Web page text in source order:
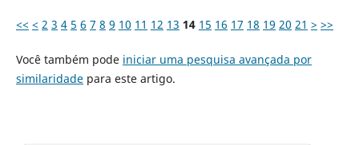
<< < 2 3 4 5 6 7 8 9 10 11 12 13 14 15 16 17 18 19 20 21 > >>
Você também pode iniciar uma pesquisa avançada por
similaridadepara este artigo.